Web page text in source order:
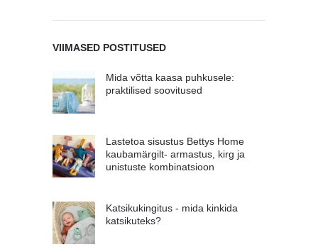
VIIMASED POSTITUSED
Mida võtta kaasa puhkusele:
praktilised soovitused
Lastetoa sisustus Bettys Home
kaubamärgilt- armastus, kirg ja
unistuste kombinatsioon
Katsikukingitus - mida kinkida
katsikuteks?